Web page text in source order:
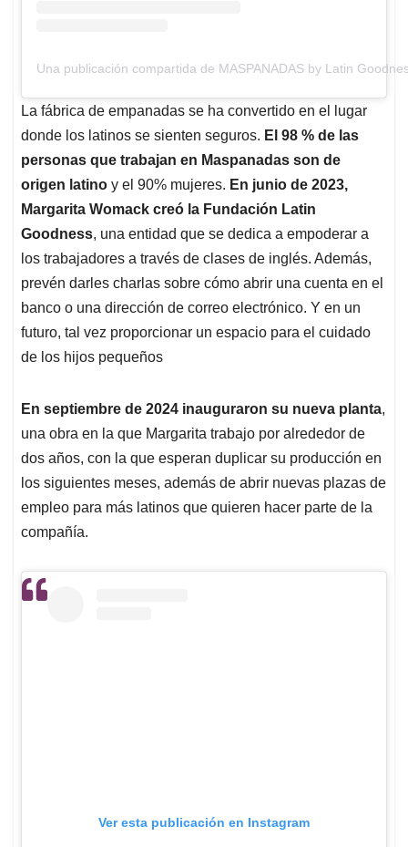
Una publicación compartida de MASPANADAS by Latin
La fábrica de empanadas se ha convertido en el lugar
donde los latinos se sienten seguros. El 98 % de las
personas que trabajan en Maspanadas son de
origen latino y el 90% mujeres. En junio de 2023,
Margarita Womack creó la Fundación Latin
Goodness, una entidad que se dedica a empoderar a
los trabajadores a través de clases de inglés. Además,
prevén darles charlas sobre cómo abrir una cuenta en el
banco o una dirección de correo electrónico. Y en un
futuro, tal vez proporcionar un espacio para el cuidado
de los hijos pequeños
En septiembre de 2024 inauguraron su nueva planta,
una obra en la que Margarita trabajo por alrededor de
dos años, con la que esperan duplicar su producción en
los siguientes meses, además de abrir nuevas plazas de
empleo para más latinos que quieren hacer parte de la
compañía.
Ver esta publicación en Instagram